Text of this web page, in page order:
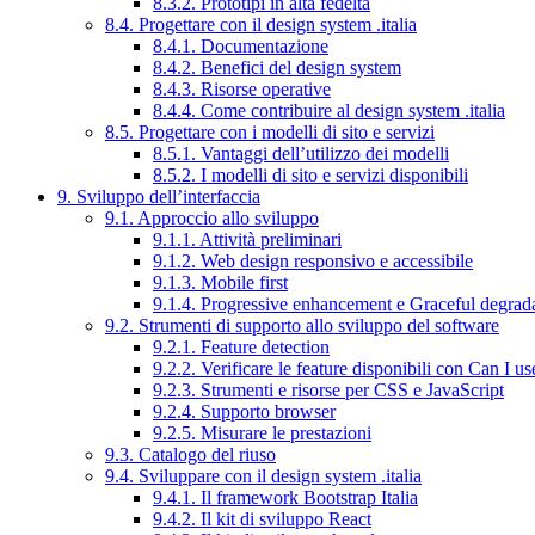
8.4. Progettare con il design system .italia
8.4.1. Documentazione
8.4.2. Benefici del design system
8.4.3. Risorse operative
8.4.4. Come contribuire al design system .italia
8.5. Progettare con i modelli di sito e servizi
8.5.1. Vantaggi dell’utilizzo dei modelli
8.5.2. I modelli di sito e servizi disponibili
9. Sviluppo dell’interfaccia
9.1. Approccio allo sviluppo
9.1.1. Attività preliminari
9.1.2. Web design responsivo e accessibile
9.1.3. Mobile first
9.1.4. Progressive enhancement e Graceful
9.2. Strumenti di supporto allo sviluppo del software
9.2.1. Feature detection
9.2.2. Verificare le feature disponibili con Can I
9.2.3. Strumenti e risorse per CSS e JavaScript
9.2.4. Supporto browser
9.2.5. Misurare le prestazioni
9.3. Catalogo del riuso
9.4. Sviluppare con il design system .italia
9.4.1. Il framework Bootstrap Italia
9.4.2. Il kit di sviluppo React